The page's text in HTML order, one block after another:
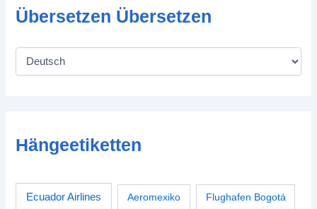
Übersetzen Übersetzen
Hängeetiketten
Ecuador Airlines Aeromexiko Flughafen Bogotá